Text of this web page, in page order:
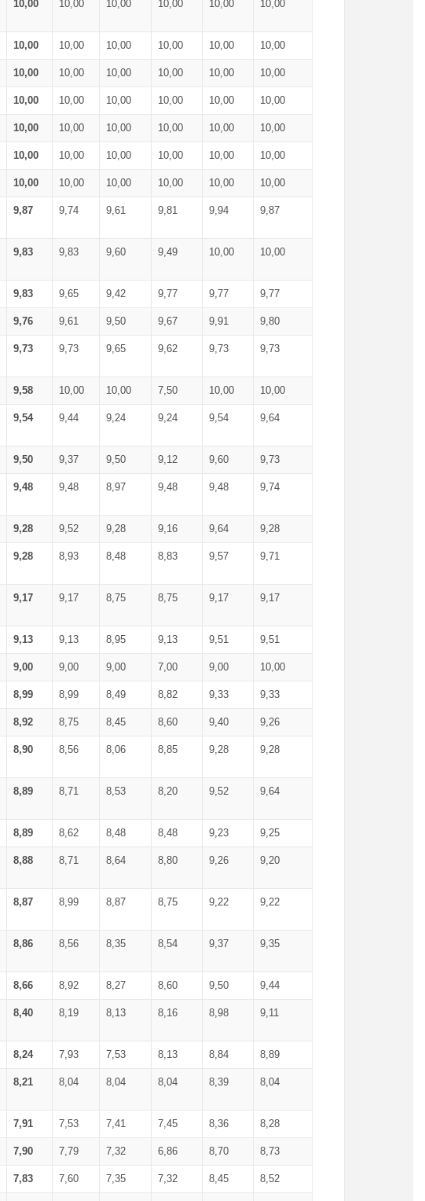
10,00 10,00 10,00 10,00 10,00 10,00
10,00 10,00 10,00 10,00 10,00 10,00
10,00 10,00 10,00 10,00 10,00 10,00
10,00 10,00 10,00 10,00 10,00 10,00
10,00 10,00 10,00 10,00 10,00 10,00
10,00 10,00 10,00 10,00 10,00 10,00
10,00 10,00 10,00 10,00 10,00 10,00
9,87 9,74 9,61 9,81 9,94 9,87
9,83 9,83 9,60 9,49 10,00 10,00
9,83 9,65 9,42 9,77 9,77 9,77
9,76 9,61 9,50 9,67 9,91 9,80
9,73 9,73 9,65 9,62 9,73 9,73
9,58 10,00 10,00 7,50 10,00 10,00
9,54 9,44 9,24 9,24 9,54 9,64
9,50 9,37 9,50 9,12 9,60 9,73
9,48 9,48 8,97 9,48 9,48 9,74
9,28 9,52 9,28 9,16 9,64 9,28
9,28 8,93 8,48 8,83 9,57 9,71
9,17 9,17 8,75 8,75 9,17 9,17
9,13 9,13 8,95 9,13 9,51 9,51
9,00 9,00 9,00 7,00 9,00 10,00
8,99 8,99 8,49 8,82 9,33 9,33
8,92 8,75 8,45 8,60 9,40 9,26
8,90 8,56 8,06 8,85 9,28 9,28
8,89 8,71 8,53 8,20 9,52 9,64
8,89 8,62 8,48 8,48 9,23 9,25
8,88 8,71 8,64 8,80 9,26 9,20
8,87 8,99 8,87 8,75 9,22 9,22
8,86 8,56 8,35 8,54 9,37 9,35
8,66 8,92 8,27 8,60 9,50 9,44
8,40 8,19 8,13 8,16 8,98 9,11
8,24 7,93 7,53 8,13 8,84 8,89
8,21 8,04 8,04 8,04 8,39 8,04
7,91 7,53 7,41 7,45 8,36 8,28
7,90 7,79 7,32 6,86 8,70 8,73
7,83 7,60 7,35 7,32 8,45 8,52